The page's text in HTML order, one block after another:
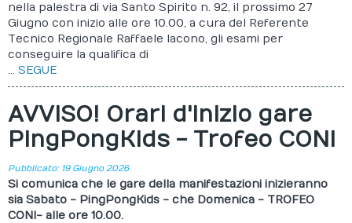
Campionati
Calendario
Documenti
nella palestra di via Santo Spirito n. 92, il prossimo 27
Giugno con inizio alle ore 10.00, a cura del Referente
Tecnico Regionale Raffaele Iacono, gli esami per
conseguire la qualifica di
... SEGUE
AVVISO! Orari d'inizio gare
PingPongKids - Trofeo CONI
Pubblicato: 19 Giugno 2026
Si comunica che le gare della manifestazioni inizieranno
sia Sabato - PingPongKids - che Domenica - TROFEO
CONI- alle ore 10.00.